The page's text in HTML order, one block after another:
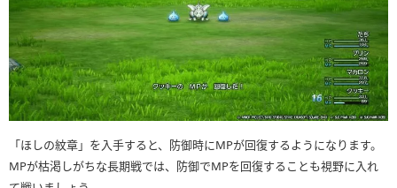
「ほしの紋章」を入手すると、防御時にMPが回復するようになります。
MPが枯渇しがちな長期戦では、防御でMPを回復することも視野に入れ